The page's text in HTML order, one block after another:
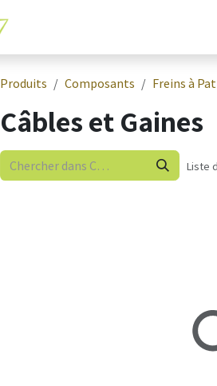
Produits Composants Freins à
Câbles et Gaines
Liste